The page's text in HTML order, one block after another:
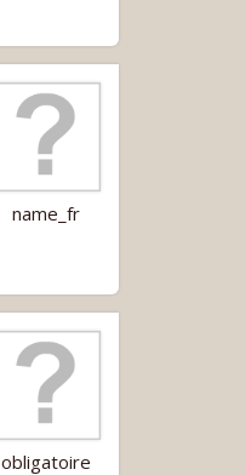
name_fr
obligatoire